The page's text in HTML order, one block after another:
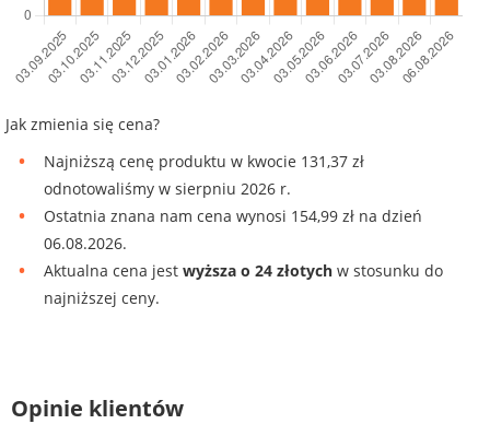
Jak zmienia się cena?
Najniższą cenę produktu w kwocie 131,37 zł
odnotowaliśmy w sierpniu 2026 r.
Ostatnia znana nam cena wynosi 154,99 zł na dzień
06.08.2026.
Aktualna cena jest wyższa o 24 złotych w stosunku do
najniższej ceny.
Opinie klientów